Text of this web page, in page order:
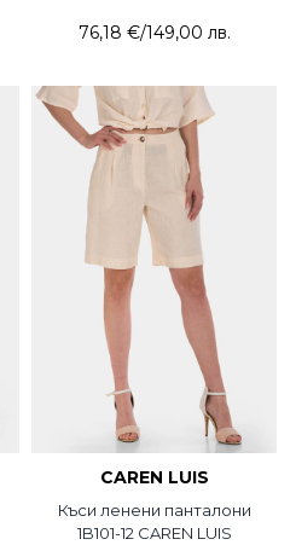
76,18 €/149,00 лв.
CAREN LUIS
Къси ленени панталони
1B101-12 CAREN LUIS